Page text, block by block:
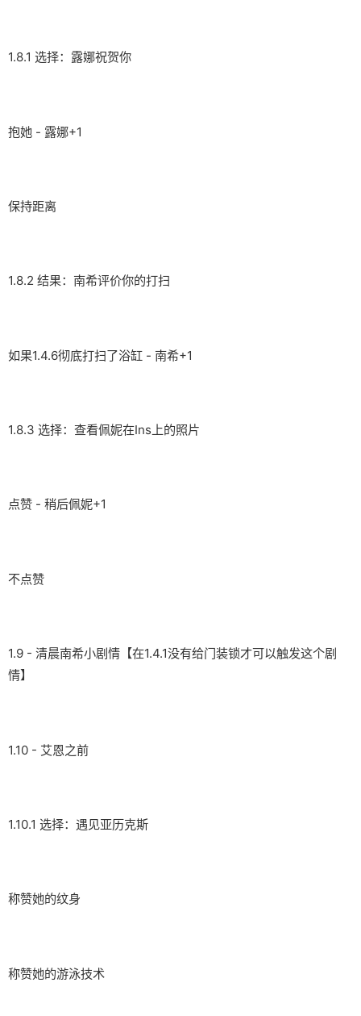
1.8.1 选择：露娜祝贺你
抱她 - 露娜+1
保持距离
1.8.2 结果：南希评价你的打扫
如果1.4.6彻底打扫了浴缸 - 南希+1
1.8.3 选择：查看佩妮在Ins上的照片
点赞 - 稍后佩妮+1
不点赞
1.9 - 清晨南希小剧情【在1.4.1没有给门装锁才可以触发这个剧
情】
1.10 - 艾恩之前
1.10.1 选择：遇见亚历克斯
称赞她的纹身
称赞她的游泳技术